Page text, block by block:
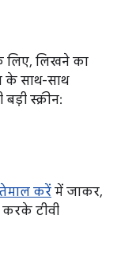
लिए, लिखने का
के साथ-साथ
स्क्रीन:
करें में जाकर,
करके टीवी